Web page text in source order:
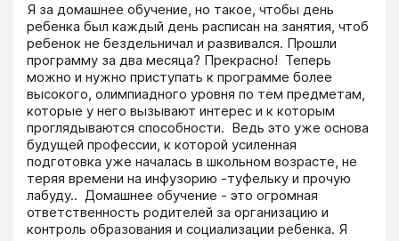
Я за домашнее обучение, но такое, чтобы день
ребенка был каждый день расписан на занятия, чтоб
ребенок не бездельничал и развивался. Прошли
программу за два месяца? Прекрасно!  Теперь
можно и нужно приступать к программе более
высокого, олимпиадного уровня по тем предметам,
которые у него вызывают интерес и к которым
проглядываются способности.  Ведь это уже основа
будущей профессии, к которой усиленная
подготовка уже началась в школьном возрасте, не
теряя времени на инфузорию -туфельку и прочую
лабуду..  Домашнее обучение - это огромная
ответственность родителей за организацию и
контроль образования и социализации ребенка. Я